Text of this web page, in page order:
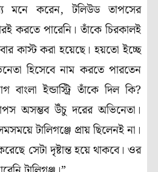
মনে করেন, টলিউড তাপসের
করতে পারেনি। তাঁকে চিরকালই
কাস্ট করা হয়েছে। হয়তো ইচ্ছে
হিসেবে নাম করতে পারতেন
ইন্ডাস্ট্রি তাঁকে দিল কি?
অসম্ভব উঁচু দরের অভিনেতা।
টালিগঞ্জে প্রায় ছিলেনই না।
সেটা দৃষ্টান্ত হয়ে থাকবে। ওর